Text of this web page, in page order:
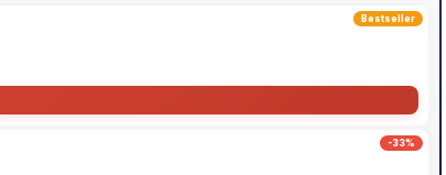
Bestseller
-33%